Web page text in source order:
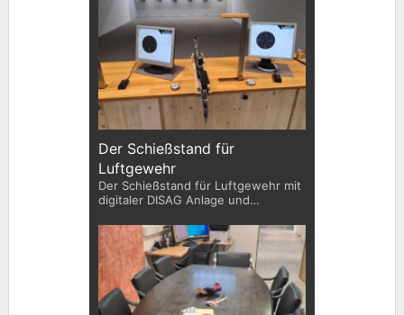
Der Schießstand für
Luftgewehr
Der Schießstand für Luftgewehr mit
digitaler DISAG Anlage und